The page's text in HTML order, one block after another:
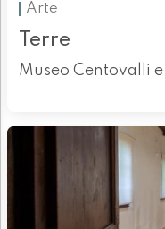
Arte
Terre
Museo Centovalli